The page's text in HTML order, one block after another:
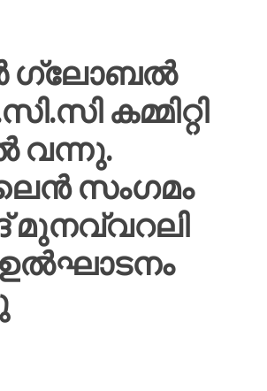
ഗ്ലോബൽ
കമ്മിറ്റി
വന്നു.
സംഗമം